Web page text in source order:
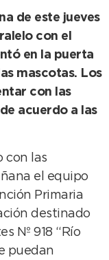
de este jueves
con el
en la puerta
mascotas. Los
con las
acuerdo a las
con las
el equipo
Primaria
destinado
Nº 918 “Río
puedan